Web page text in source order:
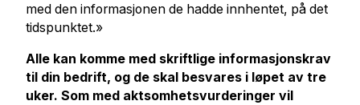
med den informasjonen de hadde innhentet, på det
tidspunktet.»
Alle kan komme med skriftlige informasjonskrav
til din bedrift, og de skal besvares i løpet av tre
uker. Som med aktsomhetsvurderinger vil